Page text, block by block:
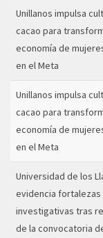
Unillanos impulsa
cacao para
economía de
en el Meta
Unillanos impulsa
cacao para
economía de
en el Meta
Universidad de los
evidencia fortalezas
investigativas tras
de la convocatoria